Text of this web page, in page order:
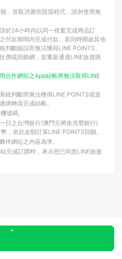
，並取消廣告阻擋程式，請勿使用無
於24小時內以同一視窗完成商品訂
付款期間內完成付款。若同時開啟其他
判斷錯誤而無法獲得LINE POINTS。
價或回饋網，並重新通過LINE旅遊跳
合作網站之App結帳將無法取得LINE
統判斷而無法獲得LINE POINTS或造
跳轉頁完成結帳。
號碼。
日之台灣銀行(澳門元將依兆豐銀行)
，依此金額計算LINE POINTS回饋。
伴網站之內容為準。
完成訂購時，表示您已同意LINE旅遊